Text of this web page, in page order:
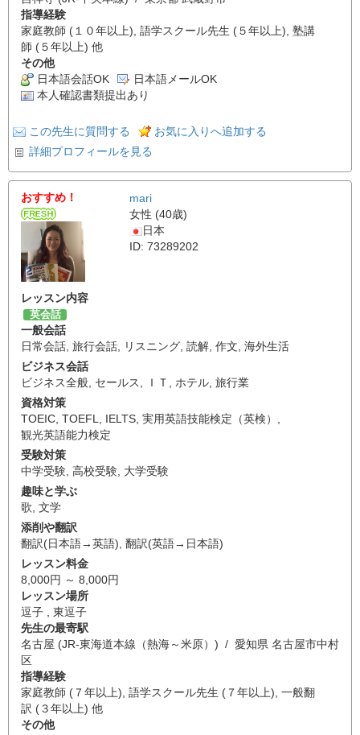
指導経験
家庭教師 (１０年以上), 語学スクール先生 (５年以上), 塾講
師 (５年以上) 他
その他
日本語会話OK
日本語メールOK
本人確認書類提出あり
この先生に質問する
お気に入りへ追加する
詳細プロフィールを見る
おすすめ！
mari
女性 (40歳)
日本
ID: 73289202
レッスン内容
英会話
一般会話
日常会話 旅行会話 リスニング 読解 作文 海外生活
ビジネス会話
ビジネス全般 セールス ＩＴ ホテル 旅行業
資格対策
TOEIC TOEFL IELTS 実用英語技能検定（英検）
観光英語能力検定
受験対策
中学受験 高校受験 大学受験
趣味と学ぶ
歌 文学
添削や翻訳
翻訳(日本語→英語) 翻訳(英語→日本語)
レッスン料金
8,000円 ～ 8,000円
レッスン場所
逗子 , 東逗子
先生の最寄駅
名古屋 (JR-東海道本線（熱海～米原）) / 愛知県 名古屋市中村
区
指導経験
家庭教師 (７年以上), 語学スクール先生 (７年以上), 一般翻
訳 (３年以上) 他
その他